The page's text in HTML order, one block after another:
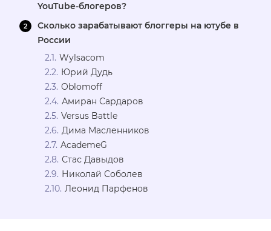
YouTube-блогеров?
Сколько зарабатывают блоггеры на ютубе в
России
Wylsacom
Юрий Дудь
Oblomoff
Амиран Сардаров
Versus Battle
Дима Масленников
AcademeG
Стас Давыдов
Николай Соболев
Леонид Парфенов